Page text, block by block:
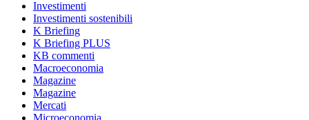
Investimenti
Investimenti sostenibili
K Briefing
K Briefing PLUS
KB commenti
Macroeconomia
Magazine
Magazine
Mercati
Microeconomia